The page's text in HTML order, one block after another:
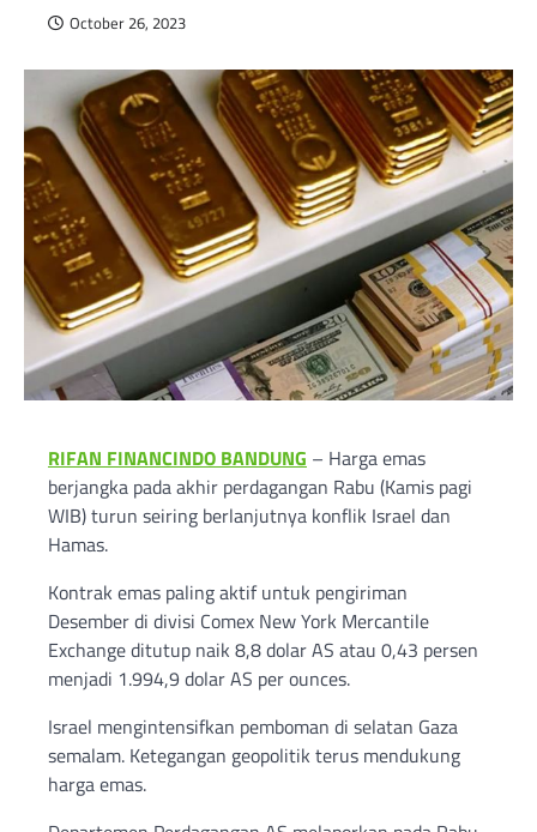
October 26, 2023
RIFAN FINANCINDO BANDUNG – Harga emas
berjangka pada akhir perdagangan Rabu (Kamis pagi
WIB) turun seiring berlanjutnya konflik Israel dan
Hamas.
Kontrak emas paling aktif untuk pengiriman
Desember di divisi Comex New York Mercantile
Exchange ditutup naik 8,8 dolar AS atau 0,43 persen
menjadi 1.994,9 dolar AS per ounces.
Israel mengintensifkan pemboman di selatan Gaza
semalam. Ketegangan geopolitik terus mendukung
harga emas.